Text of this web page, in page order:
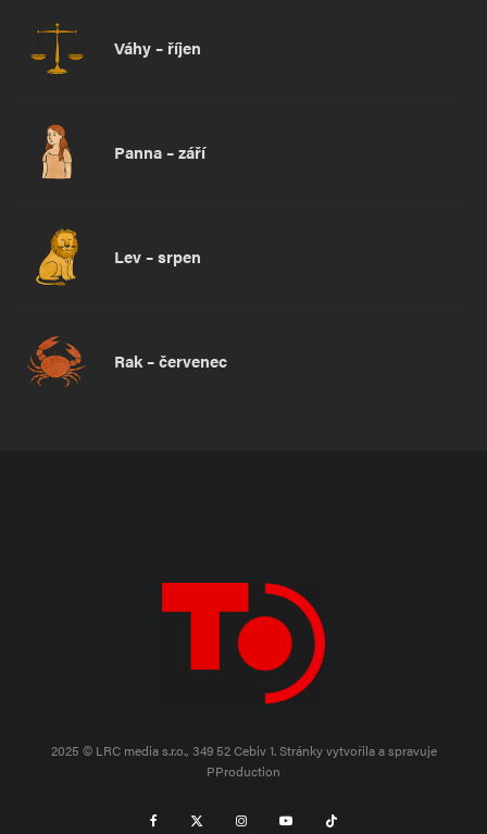
Váhy – říjen
Panna – září
Lev – srpen
Rak – červenec
2025 © LRC media s.r.o., 349 52 Cebiv 1.Stránky vytvořila a spravuje
PProduction